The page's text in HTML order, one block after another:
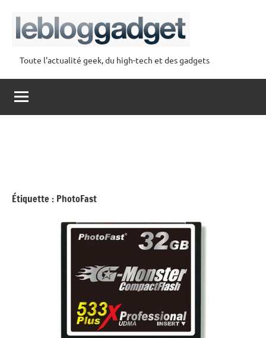
contenu
lebloggadget
Toute l'actualité geek, du high-tech et des gadgets
Étiquette : PhotoFast